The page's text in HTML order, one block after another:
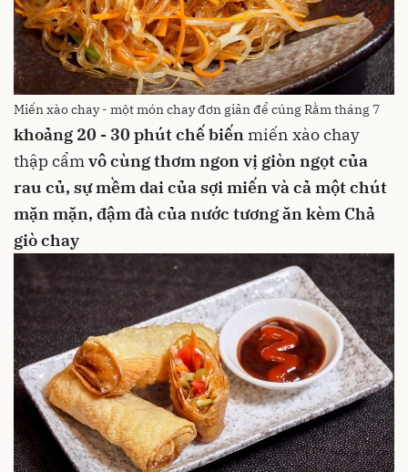
Miến xào chay - một món chay đơn giản để cúng Rằm tháng 7
khoảng 20 - 30 phút chế biến miến xào chay
thập cẩm vô cùng thơm ngon vị giòn ngọt của
rau củ, sự mềm dai của sợi miến và cả một chút
mặn mặn, đậm đà của nước tươngăn kèm Chả
giò chay